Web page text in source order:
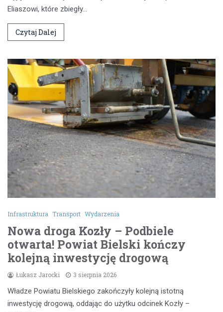
Eliaszowi, które zbiegły…
Czytaj Dalej
Infrastruktura Transport Wydarzenia
Nowa droga Kozły – Podbiele
otwarta! Powiat Bielski kończy
kolejną inwestycję drogową
Łukasz Jarocki 3 sierpnia 2026
Władze Powiatu Bielskiego zakończyły kolejną istotną
inwestycję drogową, oddając do użytku odcinek Kozły –